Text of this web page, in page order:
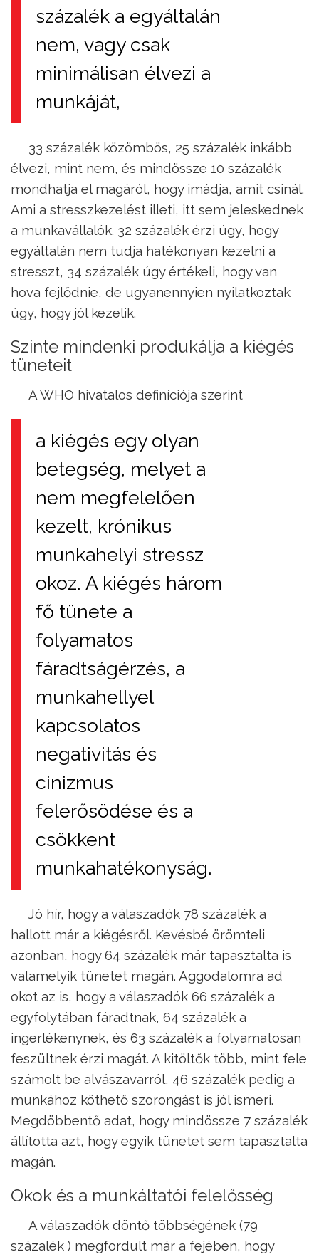
százalék a egyáltalán
nem, vagy csak
minimálisan élvezi a
munkáját,
33 százalék közömbös, 25 százalék inkább
élvezi, mint nem, és mindössze 10 százalék
mondhatja el magáról, hogy imádja, amit csinál.
Ami a stresszkezelést illeti, itt sem jeleskednek
a munkavállalók. 32 százalék érzi úgy, hogy
egyáltalán nem tudja hatékonyan kezelni a
stresszt, 34 százalék úgy értékeli, hogy van
hova fejlődnie, de ugyanennyien nyilatkoztak
úgy, hogy jól kezelik.
Szinte mindenki produkálja a kiégés
tüneteit
A WHO hivatalos definíciója szerint
a kiégés egy olyan
betegség, melyet a
nem megfelelően
kezelt, krónikus
munkahelyi stressz
okoz. A kiégés három
fő tünete a
folyamatos
fáradtságérzés, a
munkahellyel
kapcsolatos
negativitás és
cinizmus
felerősödése és a
csökkent
munkahatékonyság.
Jó hír, hogy a válaszadók 78 százalék a
hallott már a kiégésről. Kevésbé örömteli
azonban, hogy 64 százalék már tapasztalta is
valamelyik tünetet magán. Aggodalomra ad
okot az is, hogy a válaszadók 66 százalék a
egyfolytában fáradtnak, 64 százalék a
ingerlékenynek, és 63 százalék a folyamatosan
feszültnek érzi magát. A kitöltők több, mint fele
számolt be alvászavarról, 46 százalék pedig a
munkához köthető szorongást is jól ismeri.
Megdöbbentő adat, hogy mindössze 7 százalék
állította azt, hogy egyik tünetet sem tapasztalta
magán.
Okok és a munkáltatói felelősség
A válaszadók döntő többségének (79
százalék ) megfordult már a fejében, hogy